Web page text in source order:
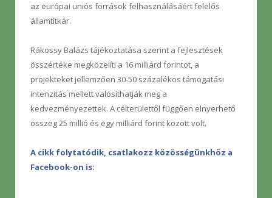
az európai uniós források felhasználásáért felelős
államtitkár.
Rákossy Balázs tájékoztatása szerint a fejlesztések
összértéke megközelíti a 16 milliárd forintot, a
projekteket jellemzően 30-50 százalékos támogatási
intenzitás mellett valósíthatják meg a
kedvezményezettek. A célterülettől függően elnyerhető
összeg 25 millió és egy milliárd forint között volt.
A cikk folytatódik, csatlakozz közösségünkhöz a
Facebook-on is: